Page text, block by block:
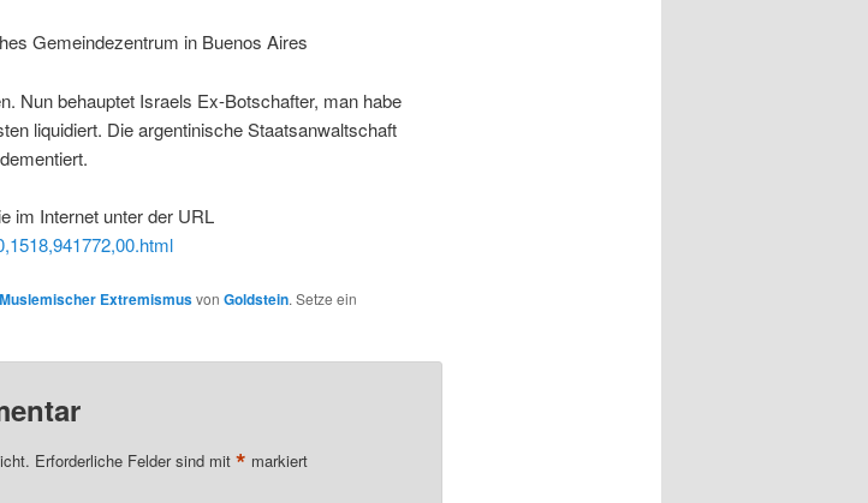
Gemeindezentrum in Buenos Aires
Nun behauptet Israels Ex-Botschafter, man habe
liquidiert. Die argentinische Staatsanwaltschaft
im Internet unter der URL
Muslemischer Extremismusvon Goldstein. Setze ein
Erforderliche Felder sind mit * markiert